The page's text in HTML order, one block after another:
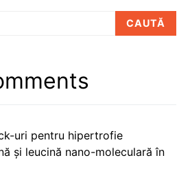
CAUTĂ
uri pentru hipertrofie
și leucină nano-moleculară în